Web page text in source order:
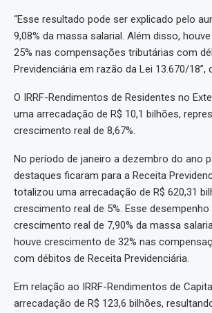
“Esse resultado pode ser explicado pelo
9,08% da massa salarial. Além disso,
25% nas compensações tributárias com
Previdenciária em razão da Lei 13.670/18”,
O IRRF-Rendimentos de Residentes no
uma arrecadação de R$ 10,1 bilhões,
crescimento real de 8,67%.
No período de janeiro a dezembro do ano
destaques ficaram para a Receita
totalizou uma arrecadação de R$ 620,31
crescimento real de 5%. Esse
crescimento real de 7,90% da massa
houve crescimento de 32% nas
com débitos de Receita Previdenciária.
Em relação ao IRRF-Rendimentos de
arrecadação de R$ 123,6 bilhões,